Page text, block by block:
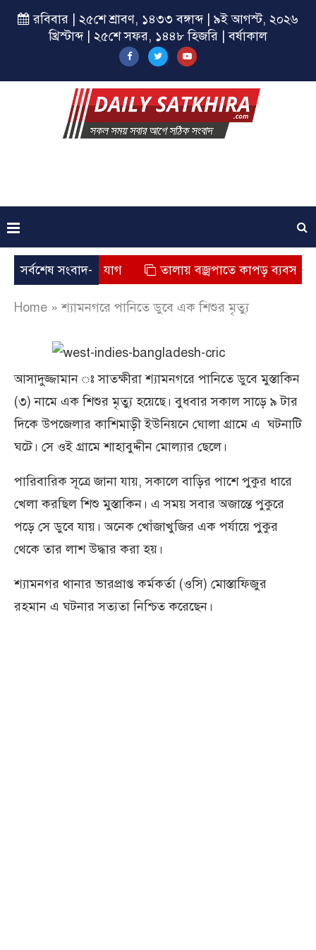
রবিবার | ২৫শে শ্রাবণ, ১৪৩৩ বঙ্গাব্দ | ৯ই আগস্ট, ২০২৬
খ্রিস্টাব্দ | ২৫শে সফর, ১৪৪৮ হিজরি | বর্ষাকাল
সর্বশেষ সংবাদ-
মৃত্যুর অভিযোগ তালায় বজ্রপাতে কাপড় ব্যবসায়ীর মৃত্যু
Home »শ্যামনগরে পানিতে ডুবে এক শিশুর মৃত্যু
আসাদুজ্জামান ঃ সাতক্ষীরা শ্যামনগরে পানিতে ডুবে মুস্তাকিন
(৩) নামে এক শিশুর মৃত্যু হয়েছে। বুধবার সকাল সাড়ে ৯ টার
দিকে উপজেলার কাশিমাড়ী ইউনিয়নে ঘোলা গ্রামে এ ঘটনাটি
ঘটে। সে ওই গ্রামে শাহাবুদ্দীন মোল্যার ছেলে।
পারিবারিক সূত্রে জানা যায়, সকালে বাড়ির পাশে পুকুর ধারে
খেলা করছিল শিশু মুস্তাকিন। এ সময় সবার অজান্তে পুকুরে
পড়ে সে ডুবে যায়। অনেক খোঁজাখুজির এক পর্যায়ে পুকুর
থেকে তার লাশ উদ্ধার করা হয়।
শ্যামনগর থানার ভারপ্রাপ্ত কর্মকর্তা (ওসি) মোস্তাফিজুর
রহমান এ ঘটনার সত্যতা নিশ্চিত করেছেন।